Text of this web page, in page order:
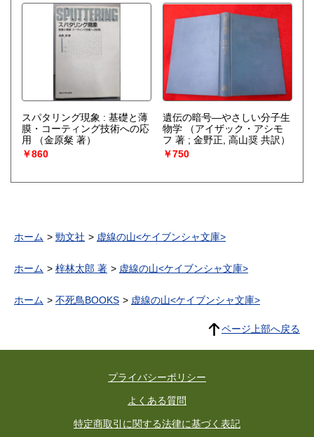
スパタリング現象 : 基礎と薄
膜・コーティング技術への応
用
（金原粲 著）
￥860
遺伝の暗号―やさしい分子生
物学
（アイザック・アシモ
フ 著 ; 金野正, 高山奨 共訳）
￥750
ホーム 勁文社 虚線の山<ケイブンシャ文庫>
ホーム 梓林太郎 著 虚線の山<ケイブンシャ文庫>
ホーム 不死鳥BOOKS 虚線の山<ケイブンシャ文庫>
ページ上部へ戻る
プライバシーポリシー
よくある質問
特定商取引に関する法律に基づく表記